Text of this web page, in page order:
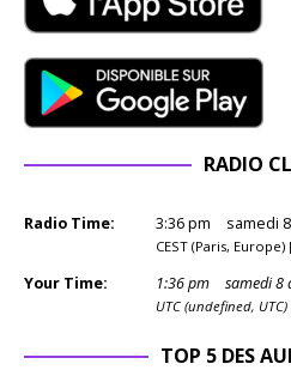
RADIO
Radio Time: 3:36pm samedi
CEST (Paris, Europe)
Your Time: 1:36pm samedi 8
UTC (undefined, UTC)
TOP 5 DES